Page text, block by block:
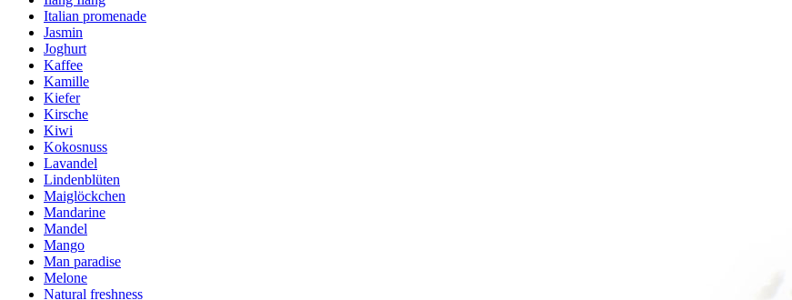
Italian promenade
Jasmin
Joghurt
Kaffee
Kamille
Kiefer
Kirsche
Kiwi
Kokosnuss
Lavandel
Lindenblüten
Maiglöckchen
Mandarine
Mandel
Mango
Man paradise
Melone
Natural freshness